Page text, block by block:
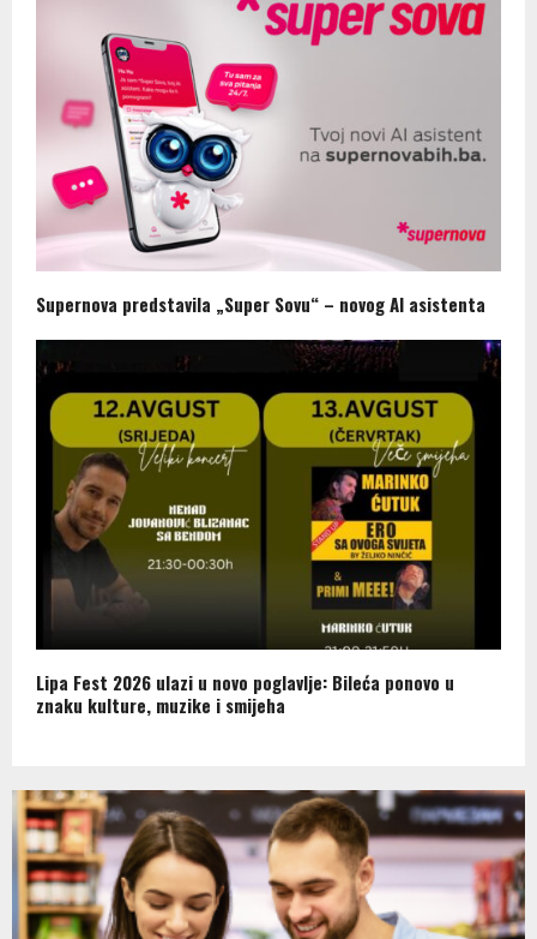
Supernova predstavila „Super Sovu“ – novog AI asistenta
Lipa Fest 2026 ulazi u novo poglavlje: Bileća ponovo u
znaku kulture, muzike i smijeha